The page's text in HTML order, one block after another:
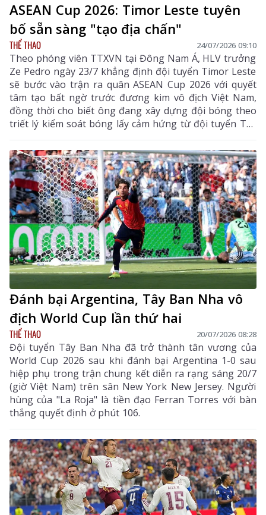
ASEAN Cup 2026: Timor Leste tuyên
bố sẵn sàng "tạo địa chấn"
THỂ THAO 24/07/2026 09:10
Theo phóng viên TTXVN tại Đông Nam Á, HLV trưởng
Ze Pedro ngày 23/7 khẳng định đội tuyển Timor Leste
sẽ bước vào trận ra quân ASEAN Cup 2026 với quyết
tâm tạo bất ngờ trước đương kim vô địch Việt Nam,
đồng thời cho biết ông đang xây dựng đội bóng theo
triết lý kiểm soát bóng lấy cảm hứng từ đội tuyển Tây
Ban Nha, "tân vương" mới lên ngôi ở World Cup 2026.
Đánh bại Argentina, Tây Ban Nha vô
địch World Cup lần thứ hai
THỂ THAO 20/07/2026 08:28
Đội tuyển Tây Ban Nha đã trở thành tân vương của
World Cup 2026 sau khi đánh bại Argentina 1-0 sau
hiệp phụ trong trận chung kết diễn ra rạng sáng 20/7
(giờ Việt Nam) trên sân New York New Jersey. Người
hùng của "La Roja" là tiền đạo Ferran Torres với bàn
thắng quyết định ở phút 106.